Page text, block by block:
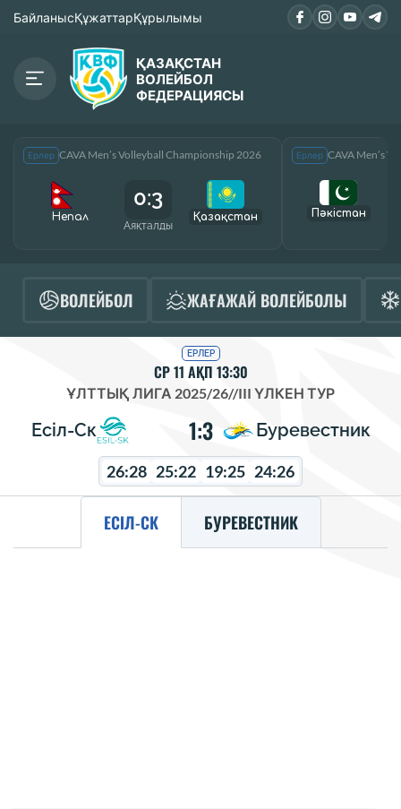
БайланысҚұжаттарҚұрылымы
ҚАЗАҚСТАН
ВОЛЕЙБОЛ
ФЕДЕРАЦИЯСЫ
Ерлер CAVA Men’s Volleyball Championship 2026
Непал
0:3
Аяқталды
Қазақcтан
Ерлер CAVA Men’s
Пәкістан
ВОЛЕЙБОЛ ЖАҒАЖАЙ ВОЛЕЙБОЛЫ
ЕРЛЕР
СР 11 АҚП 13:30
ҰЛТТЫҚ ЛИГА 2025/26//III ҮЛКЕН ТУР
Есіл-Ск 1:3 Буревестник
26:28 25:22 19:25 24:26
ЕСІЛ-СК БУРЕВЕСТНИК